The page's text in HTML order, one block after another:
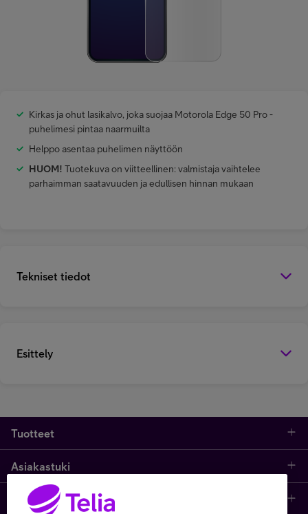
Kirkas ja ohut lasikalvo, joka suojaa Motorola Edge 50 Pro -
puhelimesi pintaa naarmuilta
Helppo asentaa puhelimen näyttöön
HUOM! Tuotekuva on viitteellinen: valmistaja vaihtelee
parhaimman saatavuuden ja edullisen hinnan mukaan
Tekniset tiedot
Esittely
Tuotteet
Kauppa
IT-palvelut
Asiakastuki
Etusivu
Opi ja inspiroidu